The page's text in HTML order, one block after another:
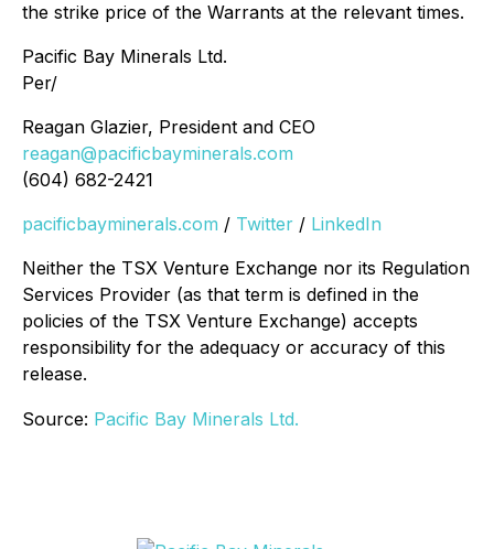
the strike price of the Warrants at the relevant times.
Pacific Bay Minerals Ltd.
Per/
Reagan Glazier, President and CEO
reagan@pacificbayminerals.com
(604) 682-2421
pacificbayminerals.com / Twitter / LinkedIn
Neither the TSX Venture Exchange nor its Regulation
Services Provider (as that term is defined in the
policies of the TSX Venture Exchange) accepts
responsibility for the adequacy or accuracy of this
release.
Source: Pacific Bay Minerals Ltd.